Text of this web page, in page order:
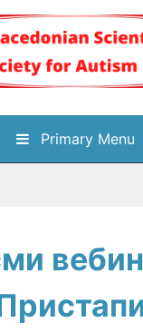
Блог на
Primary Menu